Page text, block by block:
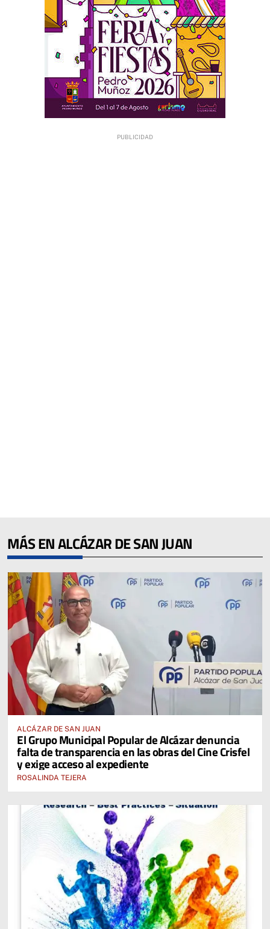
MÁS EN ALCÁZAR DE SAN JUAN
ALCÁZAR DE SAN JUAN
El Grupo Municipal Popular de Alcázar denuncia
falta de transparencia en las obras del Cine Crisfel
y exige acceso al expediente
ROSALINDA TEJERA